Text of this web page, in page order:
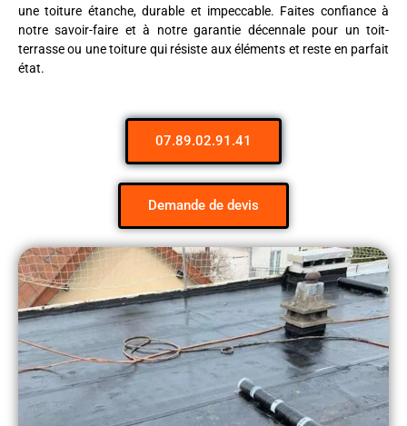
une toiture étanche, durable et impeccable. Faites confiance à
notre savoir-faire et à notre garantie décennale pour un toit-
terrasse ou une toiture qui résiste aux éléments et reste en parfait
état.
07.89.02.91.41
Demande de devis